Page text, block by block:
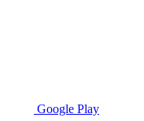
Google Play